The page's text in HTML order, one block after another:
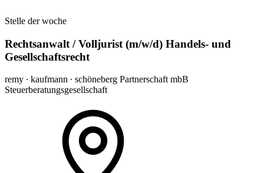
Stelle der woche
Rechtsanwalt / Volljurist (m/w/d) Handels- und
Gesellschaftsrecht
remy ∙ kaufmann ∙ schöneberg Partnerschaft mbB
Steuerberatungsgesellschaft